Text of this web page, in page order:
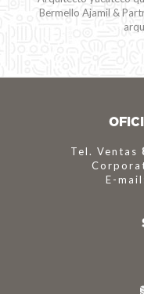
Bermello Ajamil &
Tel. Ventas
E-